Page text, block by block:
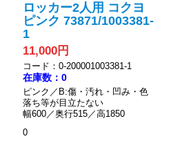
ロッカー2人用 コクヨ
ピンク 73871/1003381-
1
11,000円
コード：0-200001003381-1
在庫数：0
ピンク／B:傷・汚れ・凹み・色
落ち等が目立たない
幅600／奥行515／高1850
0